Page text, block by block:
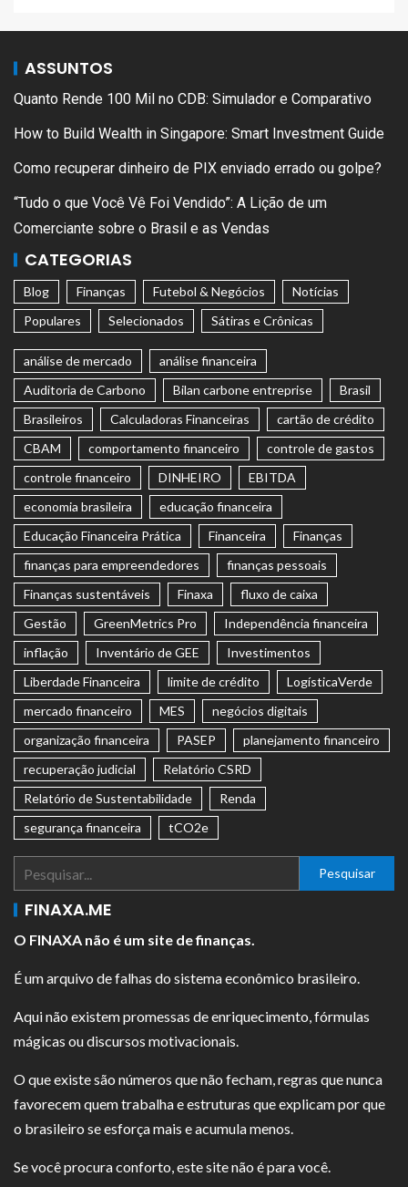
ASSUNTOS
Quanto Rende 100 Mil no CDB: Simulador e Comparativo
How to Build Wealth in Singapore: Smart Investment Guide
Como recuperar dinheiro de PIX enviado errado ou golpe?
“Tudo o que Você Vê Foi Vendido”: A Lição de um
Comerciante sobre o Brasil e as Vendas
CATEGORIAS
Blog Finanças Futebol & Negócios
Notícias
Populares
Selecionados Sátiras e Crônicas
análise de mercado
análise financeira
Auditoria de Carbono
Bilan carbone entreprise
Brasil
Brasileiros
Calculadoras Financeiras
cartão de crédito
CBAM
comportamento financeiro
controle de gastos
controle financeiro
DINHEIRO
EBITDA
economia brasileira
educação financeira
Educação Financeira Prática
Financeira
Finanças
finanças para empreendedores
finanças pessoais
Finanças sustentáveis
Finaxa
fluxo de caixa
Gestão
GreenMetrics Pro
Independência financeira
inflação
Inventário de GEE
Investimentos
Liberdade Financeira
limite de crédito
LogísticaVerde
mercado financeiro
MES
negócios digitais
organização financeira
PASEP
planejamento financeiro
recuperação judicial
Relatório CSRD
Relatório de Sustentabilidade
Renda
segurança financeira
tCO2e
Pesquisar
FINAXA.ME
O FINAXA não é um site de finanças.
É um arquivo de falhas do sistema econômico brasileiro.
Aqui não existem promessas de enriquecimento, fórmulas
mágicas ou discursos motivacionais.
O que existe são números que não fecham, regras que nunca
favorecem quem trabalha e estruturas que explicam por que
o brasileiro se esforça mais e acumula menos.
Se você procura conforto, este site não é para você.